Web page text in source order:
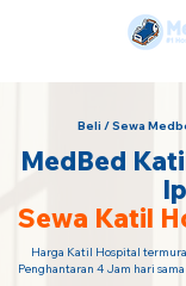
Beli / Sewa
MedBed
Sewa Katil
Harga Katil Hospital
Penghantaran 4 Jam hari